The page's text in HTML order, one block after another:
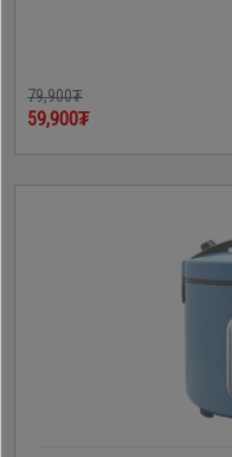
79,900₮
59,900₮